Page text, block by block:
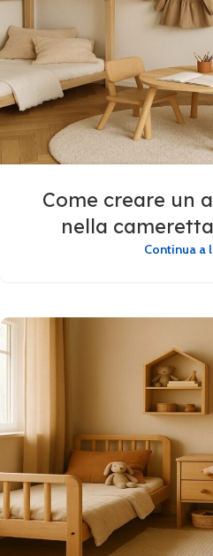
Come creare un
nella
Continua a